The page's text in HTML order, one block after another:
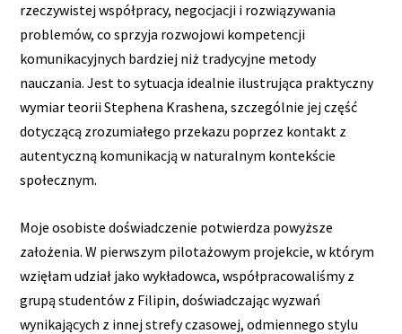
rzeczywistej współpracy, negocjacji i rozwiązywania
problemów, co sprzyja rozwojowi kompetencji
komunikacyjnych bardziej niż tradycyjne metody
nauczania. Jest to sytuacja idealnie ilustrująca praktyczny
wymiar teorii Stephena Krashena, szczególnie jej część
dotyczącą zrozumiałego przekazu poprzez kontakt z
autentyczną komunikacją w naturalnym kontekście
społecznym.
Moje osobiste doświadczenie potwierdza powyższe
założenia. W pierwszym pilotażowym projekcie, w którym
wzięłam udział jako wykładowca, współpracowaliśmy z
grupą studentów z Filipin, doświadczając wyzwań
wynikających z innej strefy czasowej, odmiennego stylu